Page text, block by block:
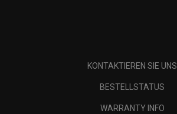
KONTAKTIEREN SIE UNS
BESTELLSTATUS
WARRANTY INFO